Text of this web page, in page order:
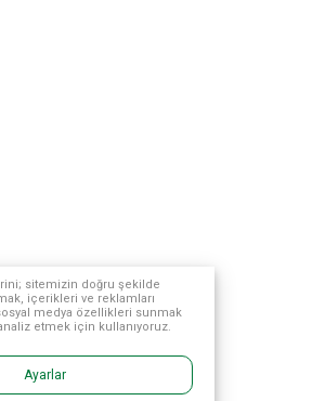
sitemizin doğru şekilde
içerikleri ve reklamları
medya özellikleri sunmak
etmek için kullanıyoruz.
Ayarlar